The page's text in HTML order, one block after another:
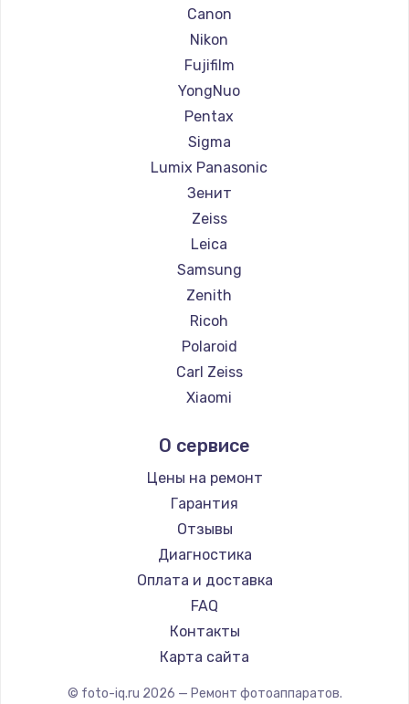
1300 руб.
Заказать
Замена сигнальной лампы
1200 руб.
Заказать
Замена системной платы
1500 руб.
Замена температурного датчика
2500 руб.
Замена электроконфорки
Заказать
Техобслуживание
900 руб.
Заказать
Установка / подключение / демонтаж
1300 руб.
Заказать
Ремонт фотоаппаратов Blackmagic
Canon
Nikon
Fujifilm
YongNuo
Pentax
Sigma
Lumix Panasonic
Зенит
Zeiss
Leica
Samsung
Zenith
Ricoh
Polaroid
Carl Zeiss
Xiaomi
Kodak
Blackmagic
О сервисе
Цены на ремонт
Гарантия
Отзывы
Диагностика
Оплата и доставка
FAQ
Контакты
Карта сайта
© foto-iq.ru 2026 — Ремонт фотоаппаратов.